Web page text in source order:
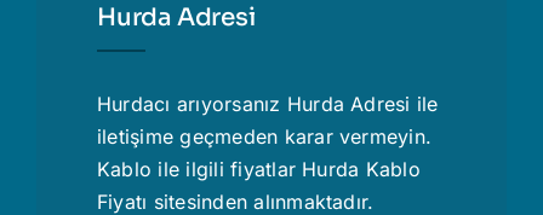
Hurda Adresi
Hurdacı arıyorsanız Hurda Adresi ile
iletişime geçmeden karar vermeyin.
Kablo ile ilgili fiyatlar Hurda Kablo
Fiyatı sitesinden alınmaktadır.